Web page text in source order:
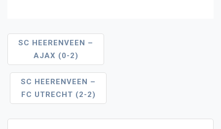
Bericht
Navigatie
SC HEERENVEEN –
AJAX (0-2)
SC HEERENVEEN –
FC UTRECHT (2-2)